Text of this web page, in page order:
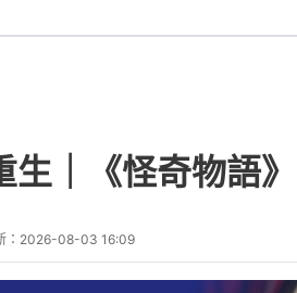
生｜《怪奇物語
： 2026-08-03 16:09